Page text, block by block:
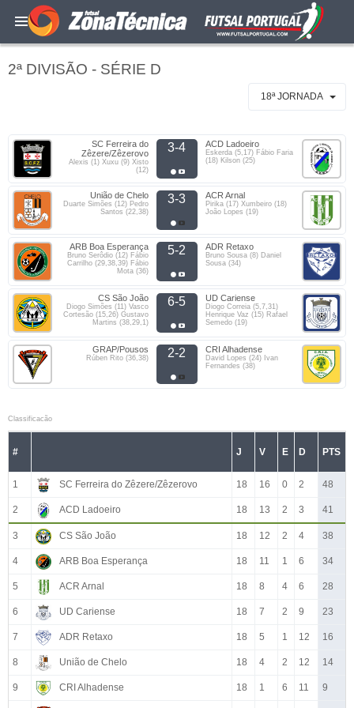
2ª DIVISÃO - SÉRIE D
18ª JORNADA
SC Ferreira do
Zêzere/Zêzerovo
Alexis (1) Xuxu (9) Xisto
(12)
3-4 ACD Ladoeiro
Eskerda (5,17) Fábio Faria
(18) Kilson (25)
União de Chelo
Duarte Simões (12) Pedro
Santos (22,38)
3-3 ACR Arnal
Pirika (17) Xumbeiro (18)
João Lopes (19)
ARB Boa Esperança
Bruno Serôdio (12) Fábio
Carrilho (29,38,39) Fábio
Mota (36)
5-2 ADR Retaxo
Bruno Sousa (8) Daniel
Sousa (34)
CS São João
Diogo Simões (11) Vasco
Cortesão (15,26) Gustavo
Martins (38,29,1)
6-5 UD Cariense
Diogo Correia (5,7,31)
Henrique Vaz (15) Rafael
Semedo (19)
GRAP/Pousos
Rúben Rito (36,38) 2-2 CRI Alhadense
David Lopes (24) Ivan
Fernandes (38)
Classificacão
# J V E D PTS
1 SC Ferreira do Zêzere/Zêzerovo 18 16 0 2 48
2 ACD Ladoeiro 18 13 2 3 41
3 CS São João 18 12 2 4 38
4 ARB Boa Esperança 18 11 1 6 34
5 ACR Arnal 18 8 4 6 28
6 UD Cariense 18 7 2 9 23
7 ADR Retaxo 18 5 1 12 16
8 União de Chelo 18 4 2 12 14
9 CRI Alhadense 18 1 6 11 9